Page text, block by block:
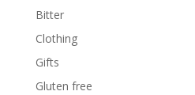
Bitter
Clothing
Gifts
Gluten free